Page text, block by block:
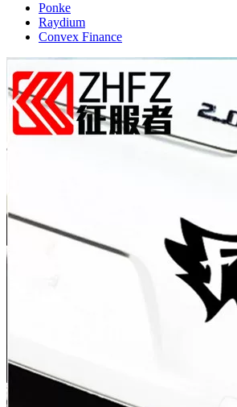
Ponke
Raydium
Convex Finance